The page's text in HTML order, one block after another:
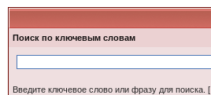
Поиск по ключевым словам
Введите ключевое слово или фразу для поиска. [